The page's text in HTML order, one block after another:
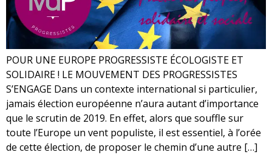
POUR UNE EUROPE PROGRESSISTE ÉCOLOGISTE ET
SOLIDAIRE ! LE MOUVEMENT DES PROGRESSISTES
S’ENGAGE Dans un contexte international si particulier,
jamais élection européenne n’aura autant d’importance
que le scrutin de 2019. En effet, alors que souffle sur
toute l’Europe un vent populiste, il est essentiel, à l’orée
de cette élection, de proposer le chemin d’une autre […]